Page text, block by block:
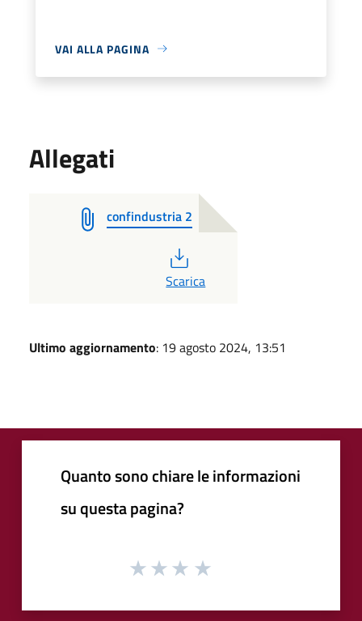
VAI ALLA PAGINA
Allegati
confindustria 2
PDF
Scarica
Ultimo aggiornamento: 19 agosto 2024, 13:51
Quanto sono chiare le informazioni
su questa pagina?